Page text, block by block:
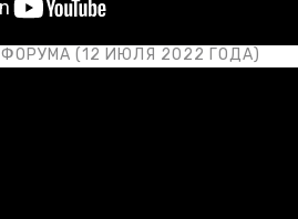
(12 ИЮЛЯ 2022 ГОДА)